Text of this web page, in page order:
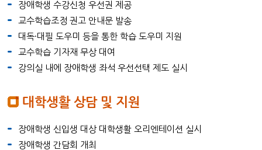
장애학생 수강신청 우선권 제공
교수학습조정 권고 안내문 발송
대독·대필 도우미 등을 통한 학습 도우미 지원
교수학습 기자재 무상 대여
강의실 내에 장애학생 좌석 우선선택 제도 실시
대학생활 상담 및 지원
장애학생 신입생 대상 대학생활 오리엔테이션 실시
장애학생 간담회 개최